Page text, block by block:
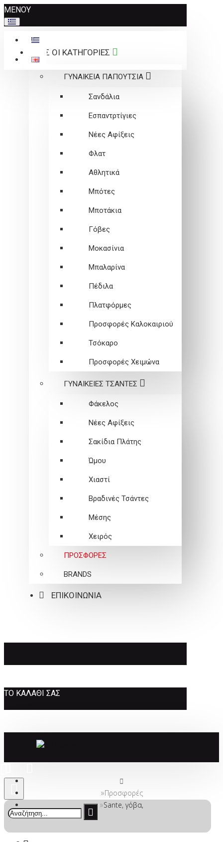
Σημείωση:
Αυτός
ο
ιστότοπος
περιλαμβάνει
ΜΕΝΟΥ
ΟΛΕΣ ΟΙ ΚΑΤΗΓΟΡΙΕΣ
ΓΥΝΑΙΚΕΙΑ ΠΑΠΟΥΤΣΙΑ
Σανδάλια
Εσπαντρτίγιες
Νέες Αφίξεις
Φλατ
Αθλητικά
Μπότες
Μποτάκια
Γόβες
Μοκασίνια
Μπαλαρίνα
Πέδιλα
Πλατφόρμες
Προσφορές Καλοκαιριού
Τσόκαρο
Προσφορές Χειμώνα
ΓΥΝΑΙΚΕΙEΣ ΤΣΑΝΤΕΣ
Φάκελος
Νέες Αφίξεις
Σακίδια Πλάτης
Ώμου
Χιαστί
Βραδινές Τσάντες
Μέσης
Χειρός
ΠΡΟΣΦΟΡΕΣ
BRANDS
ΕΠΙΚΟΙΝΩΝΙΑ
ΤΟ ΚΑΛΆΘΙ ΣΑΣ
Προσφορές
Sante, γόβα,